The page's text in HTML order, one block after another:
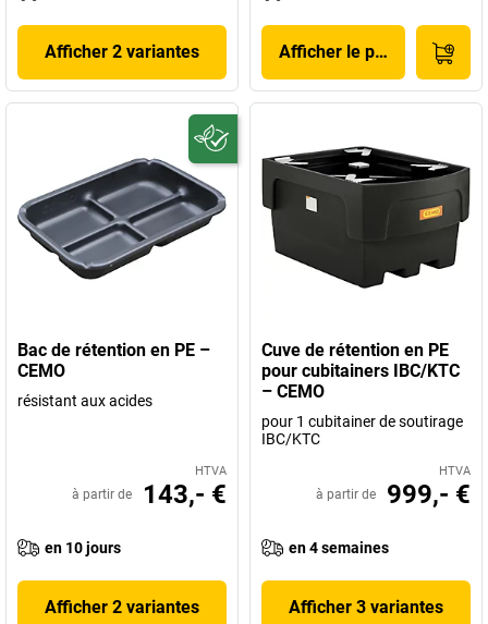
Afficher 2 variantes Afficher le produit
Bac de rétention en PE –
CEMO
résistant aux acides
HTVA
à partir de 143,- €
en 10 jours
Afficher 2 variantes
Cuve de rétention en PE
pour cubitainers IBC/KTC
– CEMO
pour 1 cubitainer de soutirage
IBC/KTC
HTVA
à partir de 999,- €
en 4 semaines
Afficher 3 variantes